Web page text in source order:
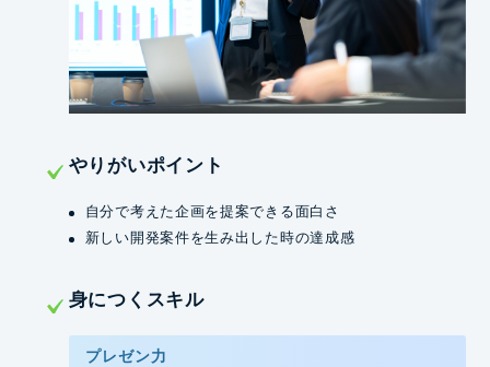
やりがいポイント
自分で考えた企画を提案できる面白さ
新しい開発案件を生み出した時の達成感
⾝につくスキル
プレゼン力